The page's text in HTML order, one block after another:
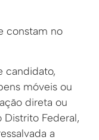
constam no
candidato,
móveis ou
direta ou
Distrito Federal,
a